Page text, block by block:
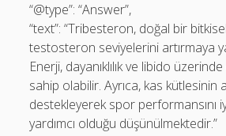
“@type”: “Answer”,
“text”: “Tribesteron, doğal bir
testosteron seviyelerini artırmaya
Enerji, dayanıklılık ve libido
sahip olabilir. Ayrıca, kas kütlesinin
destekleyerek spor performansını
yardımcı olduğu düşünülmektedir.”